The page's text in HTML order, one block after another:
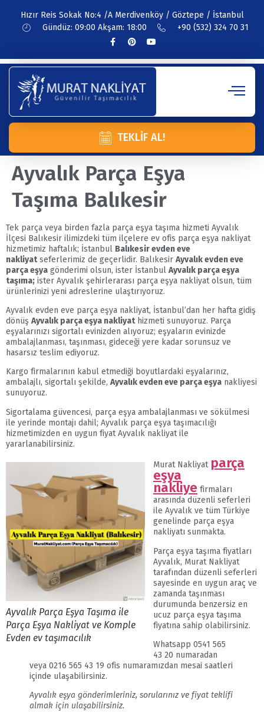
Hızır Reis Sokak No:4 /A Merdivenköy / Göztepe / İstanbul
Gündüz: 09:00 Akşam: 18:00
+90 (532) 324 70 31
TEKLIF AL!
Ayvalık Parça Eşya
Taşıma Balıkesir
Tek parça veya birden fazla parça eşya taşıma hizmeti Ayvalık
İlçesi Balıkesir ilimizdeki tüm ilçelere ev ofis parça eşya nakliyat
hizmetimiz haftalık; İstanbul Balıkesir evden eve
nakliyatseferlerimiz de geçerlidir. Balıkesir Ayvalık evden eve
parça eşya gönderimi olsun, ister İstanbul Ayvalık parça eşya
taşıma; ister Ayvalık şehirlerarası parça eşya nakliyat olsun, tüm
ürünlerinizi yeni adreslerine ulaştırıyoruz.
Ayvalık evden eve parça eşya nakliyat, İstanbul’dan her hafta gidiş
dönüş Ayvalık parça eşya nakliyathizmeti sunuyoruz. Parça
eşyalarınızı sigortalı evinizden alıyoruz; eşyaların evinizde
ambalajlanması, taşınması, gideceği yere kadar sorunsuz ve
hasarsız teslim ediyoruz.
Kargo firmalarının kabul etmediği boyutlardaki eşyalarınız,
ambalajlı, sigortalı şekilde, Ayvalık evden eve parça eşya nakliyesi
sunuyoruz.
Sigortalama güvencesi, parça eşya ambalajlanması ve sökülmesi
ile yerinde montajı dahil; Ayvalık parça eşya taşımacılığı
hizmetimizden en uygun fiyat Ayvalık nakliyat ile
yararlanabilirsiniz.
Ayvalık Parça Eşya Taşıma ile
Parça Eşya Nakliyat ve Komple
Evden ev taşımacılık
Murat Nakliyat parça
eşya
nakliye firmaları
arasında düzenli seferleri
ile Ayvalık ve tüm Türkiye
genelinde parça eşya
nakliyatı sunmakta.
Parça eşya taşıma fiyatları
Ayvalık, Murat Nakliyat
tarafından düzenli seferleri
sayesinde en uygun araç ve
zamanda taşınması
durumunda benzersiz en
ucuz parça eşya taşıma
fiyatına sahip olabilirsiniz.
Whatsapp 0541 565
43 20 numaradan
veya 0216 565 43 19 ofis numaramızdan mesai saatleri
içinde ulaşabilirsiniz.
Ayvalık eşya gönderimleriniz, sorularınız ve fiyat teklifi
almak için ulaşabilirsiniz.